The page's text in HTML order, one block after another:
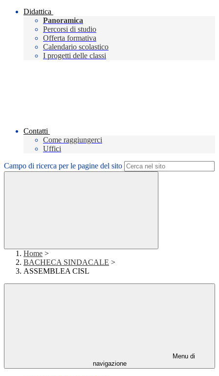
Didattica
Panoramica
Percorsi di studio
Offerta formativa
Calendario scolastico
I progetti delle classi
Contatti
Come raggiungerci
Uffici
Campo di ricerca per le pagine del sito
Home >
BACHECA SINDACALE >
ASSEMBLEA CISL
Menu di
navigazione